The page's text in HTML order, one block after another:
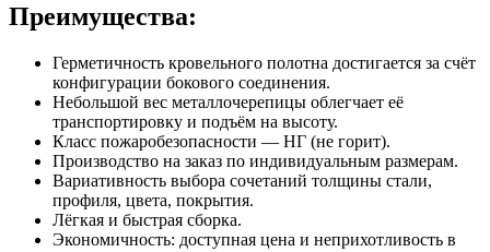
Преимущества:
Герметичность кровельного полотна достигается за счёт
конфигурации бокового соединения.
Небольшой вес металлочерепицы облегчает её
транспортировку и подъём на высоту.
Класс пожаробезопасности — НГ (не горит).
Производство на заказ по индивидуальным размерам.
Вариативность выбора сочетаний толщины стали,
профиля, цвета, покрытия.
Лёгкая и быстрая сборка.
Экономичность: доступная цена и неприхотливость в